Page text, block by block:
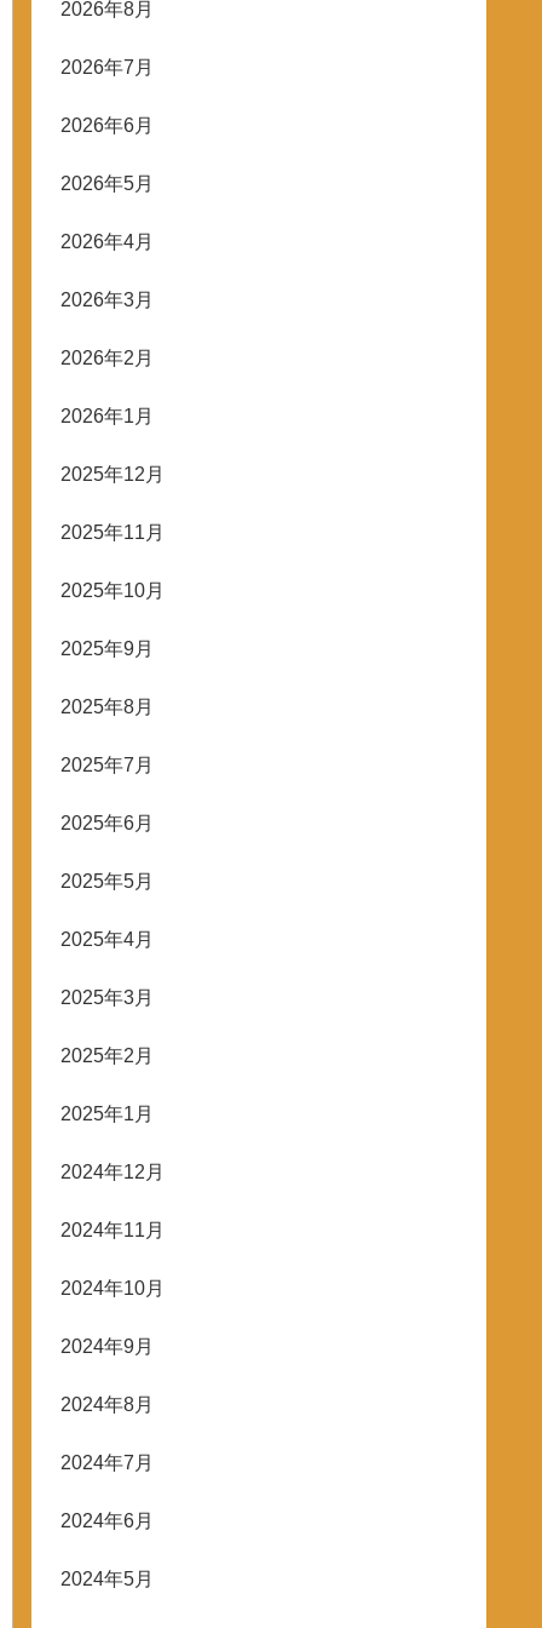
2026年8月
2026年7月
2026年6月
2026年5月
2026年4月
2026年3月
2026年2月
2026年1月
2025年12月
2025年11月
2025年10月
2025年9月
2025年8月
2025年7月
2025年6月
2025年5月
2025年4月
2025年3月
2025年2月
2025年1月
2024年12月
2024年11月
2024年10月
2024年9月
2024年8月
2024年7月
2024年6月
2024年5月